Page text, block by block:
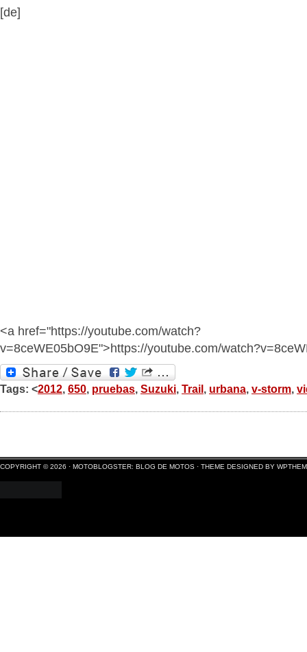
[de]
<a href="https://youtube.com/watch?
v=8ceWE05bO9E">https://youtube.com/
Tags: <2012, 650, pruebas, Suzuki, Trail, urbana, v-storm,
COPYRIGHT © 2026 · MOTOBLOGSTER: BLOG DE MOTOS · THEME DESIGNED BY